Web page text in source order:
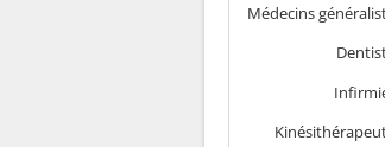
Médecins